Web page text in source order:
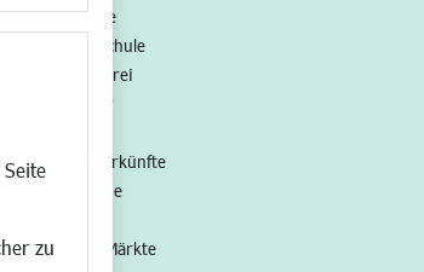
zu
Musikschule
Volkshochschule
Stadtbücherei
Stadtarchiv
Hotels/Unterkünfte
Gastronomie
Feste und Märkte